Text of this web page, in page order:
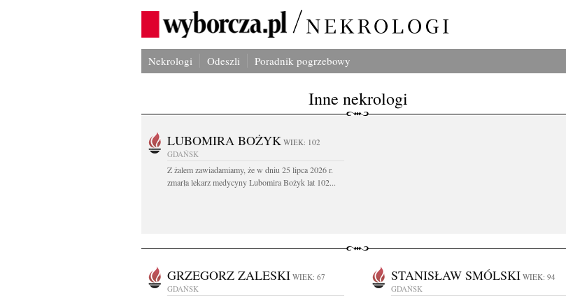
Nekrologi Odeszli Poradnik pogrzebowy
Inne nekrologi
LUBOMIRA BOŻYK WIEK: 102
GDAŃSK
Z żalem zawiadamiamy, że w dniu 25 lipca 2026 r.
zmarła lekarz medycyny Lubomira Bożyk lat 102...
GRZEGORZ ZALESKI WIEK: 67
GDAŃSK
STANISŁAW SMÓLSKI WIEK: 94
GDAŃSK